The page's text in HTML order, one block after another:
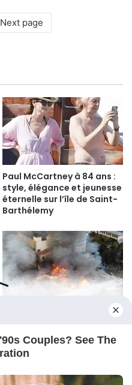
Next page
Paul McCartney à 84 ans :
style, élégance et jeunesse
éternelle sur l’île de Saint-
Barthélemy
Incendie Dévastateur : Une
l’Importance de la
Prévention et de
l’Assurance